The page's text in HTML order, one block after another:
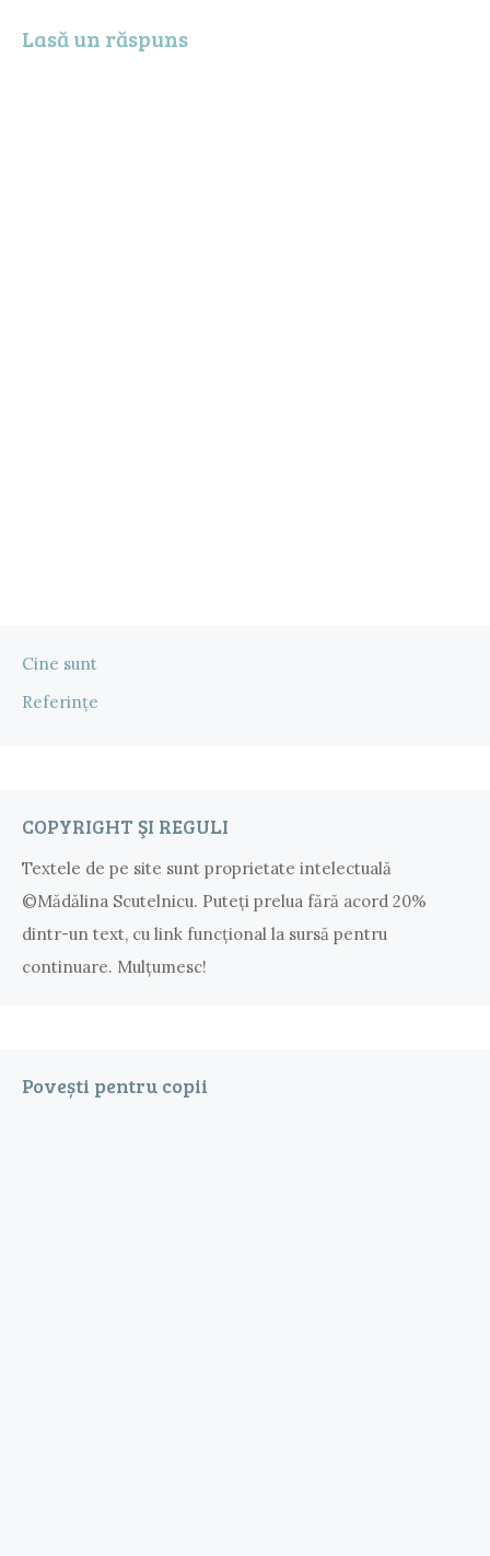
Lasă un răspuns
Cine sunt
Referințe
COPYRIGHT ŞI REGULI
Textele de pe site sunt proprietate intelectuală
©Mădălina Scutelnicu. Puteţi prelua fără acord 20%
dintr-un text, cu link funcţional la sursă pentru
continuare. Mulțumesc!
Povești pentru copii